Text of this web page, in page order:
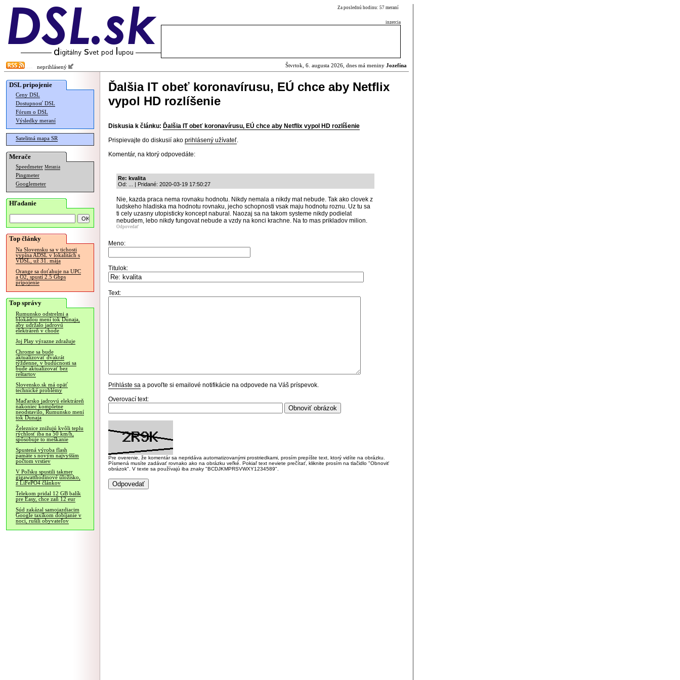
Za poslednú hodinu: 57 meraní
inzercia
neprihlásený Štvrtok, 6. augusta 2026, dnes má meniny Jozefína
DSL pripojenie
Ceny DSL
Dostupnosť DSL
Fórum o DSL
Výsledky meraní
Satelitná mapa SR
Merače
Speedmeter Merania
Pingmeter
Googlemeter
Hľadanie
Top články
Na Slovensku sa v tichosti
vypína ADSL v lokalitách s
VDSL, už 31. mája
Orange sa doťahuje na UPC
a O2, spustí 2.5 Gbps
pripojenie
Top správy
Rumunsko odstrelmi a
blokádou mení tok Dunaja,
aby udržalo jadrovú
elektráreň v chode
Joj Play výrazne zdražuje
Chrome sa bude
aktualizovať dvakrát
týždenne, v budúcnosti sa
bude aktualizovať bez
reštartov
Slovensko.sk má opäť
technické problémy
Maďarsko jadrovú elektráreň
nakoniec kompletne
neodstavilo, Rumunsko mení
tok Dunaja
Železnice znižujú kvôli teplu
rýchlosť iba na 50 km/h,
spôsobuje to meškanie
Spustená výroba flash
pamäte s novým najvyšším
počtom vrstiev
V Poľsku spustili takmer
gigawatthodinové úložisko,
z LiFePO4 článkov
Telekom pridal 12 GB balík
pre Easy, chce zaň 12 eur
Súd zakázal samojazdiacim
Google taxíkom dobíjanie v
noci, rušili obyvateľov
Ďalšia IT obeť koronavírusu, EÚ chce aby Netflix
vypol HD rozlíšenie
Diskusia k článku: Ďalšia IT obeť koronavírusu, EÚ chce aby Netflix vypol HD rozlíšenie
Prispievajte do diskusií ako prihlásený užívateľ.
Komentár, na ktorý odpovedáte:
Re: kvalita
Od: ... | Pridané: 2020-03-19 17:50:27
Nie, kazda praca nema rovnaku hodnotu. Nikdy nemala a nikdy mat nebude. Tak ako clovek z
ludskeho hladiska ma hodnotu rovnaku, jecho schopnosti vsak maju hodnotu roznu. Uz tu sa
ti cely uzasny utopisticky koncept nabural. Naozaj sa na takom systeme nikdy podielat
nebudem, lebo nikdy fungovat nebude a vzdy na konci krachne. Na to mas prikladov milion.
Odpovedať
Meno:
Titulok:
Text:
Prihláste sa a povoľte si emailové notifikácie na odpovede na Váš príspevok.
Overovací text:
Pre overenie, že komentár sa nepridáva automatizovanými prostriedkami, prosím prepíšte text, ktorý vidíte na obrázku.
Písmená musíte zadávať rovnako ako na obrázku veľké. Pokiaľ text neviete prečítať, kliknite prosím na tlačidlo "Obnoviť
obrázok". V texte sa používajú iba znaky "BCDJKMPRSVWXY1234589".